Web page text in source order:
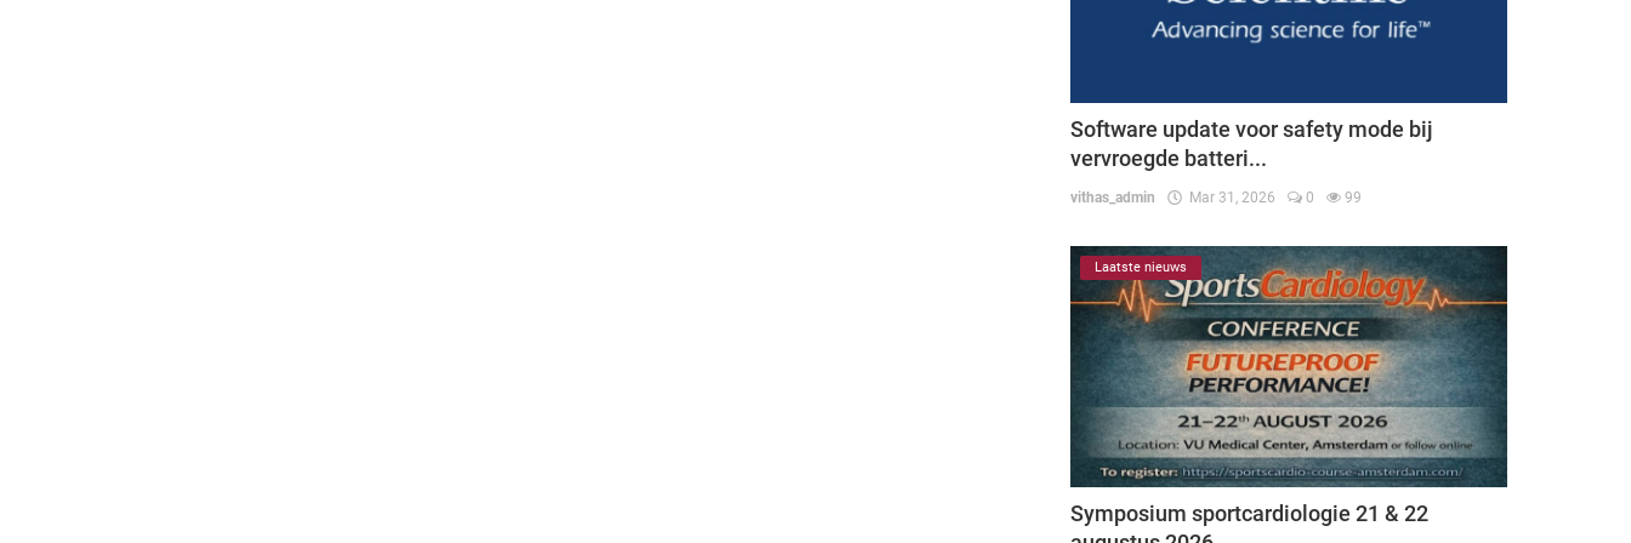
Software update voor safety mode bij
vervroegde batteri...
vithas_admin Mar 31, 2026 0 99
Laatste nieuws
Symposium sportcardiologie 21 & 22